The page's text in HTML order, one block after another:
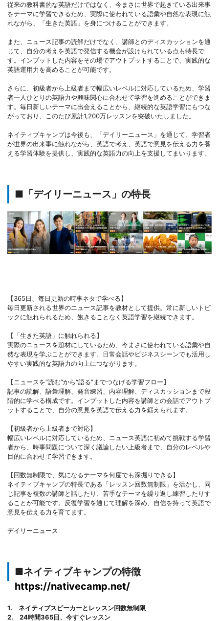
従来の教科書的な英語だけではなく、今まさに世界で起きている出来事
をテーマに学習できるため、実際に使われている語彙や自然な表現に触
れながら、「生きた英語」を身につけることができます。
また、ニュース記事の読解だけでなく、講師とのディスカッションを通
じて、自分の考えを英語で発信する機会が設けられている点も特長で
す。インプットした内容をその場でアウトプットすることで、実践的な
英語運用力を高めることが可能です。
さらに、初級者から上級者まで幅広いレベルに対応しているため、学習
者一人ひとりの英語力や興味関心に合わせて学習を進めることができま
す。毎日新しいテーマに出会えることから、継続的な英語学習にもつな
がっており、このたび累計1,200万レッスンを突破いたしました。
ネイティブキャンプは今後も、「デイリーニュース」を通じて、学習者
が世界の出来事に触れながら、英語で考え、英語で意見を伝える力を養
える学習体験を提供し、実践的な英語力の向上を支援してまいります。
■「デイリーニュース」の特長
【365日、毎日更新の時事ネタで学べる】
毎日更新される世界のニュース記事を教材として提供。常に新しいトピ
ックに触れられるため、飽きることなく英語学習を継続できます。
【「生きた英語」に触れられる】
実際のニュースを題材にしているため、今まさに使われている語彙や自
然な表現を学ぶことができます。日常会話やビジネスシーンでも活用し
やすい実践的な英語力の向上につながります。
【ニュースを“読む”から“語る”までつなげる学習フロー】
記事の読解、語彙理解、発音練習、内容理解、ディスカッションまで段
階的に学べる構成です。インプットした内容を講師との会話でアウトプ
ットすることで、自分の意見を英語で伝える力を鍛えられます。
【初級者から上級者まで対応】
幅広いレベルに対応しているため、ニュース英語に初めて挑戦する学習
者から、時事問題について深く議論したい上級者まで、自分のレベルや
目的に合わせて学習できます。
【回数無制限で、気になるテーマを何度でも深掘りできる】
ネイティブキャンプの特長である「レッスン回数無制限」を活かし、同
じ記事を複数の講師と話したり、苦手なテーマを繰り返し練習したりす
ることが可能です。反復学習を通じて理解を深め、自信を持って英語で
意見を伝える力を育てます。
デイリーニュース
■ネイティブキャンプの特徴
https://nativecamp.net/
1. ネイティブスピーカーとレッスン回数無制限
2. 24時間365日、今すぐレッスン